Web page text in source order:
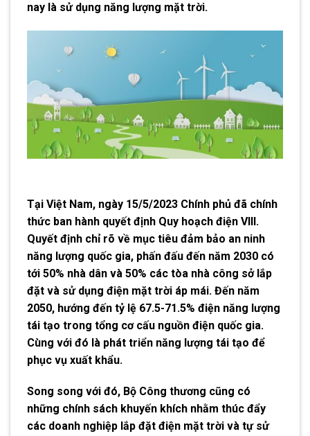
nay là sử dụng năng lượng mặt trời.
Tại Việt Nam, ngày 15/5/2023 Chính phủ đã chính
thức ban hành quyết định Quy hoạch điện VIII.
Quyết định chỉ rõ về mục tiêu đảm bảo an ninh
năng lượng quốc gia, phấn đấu đến năm 2030 có
tới 50% nhà dân và 50% các tòa nhà công sở lắp
đặt và sử dụng điện mặt trời áp mái. Đến năm
2050, hướng đến tỷ lệ 67.5-71.5% điện năng lượng
tái tạo trong tổng cơ cấu nguồn điện quốc gia.
Cùng với đó là phát triển năng lượng tái tạo để
phục vụ xuất khẩu.
Song song với đó, Bộ Công thương cũng có
những chính sách khuyến khích nhằm thúc đẩy
các doanh nghiệp lắp đặt điện mặt trời và tự sử